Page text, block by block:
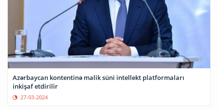
Azərbaycan kontentinə malik süni intellekt platformaları
inkişaf etdirilir
27-03-2024